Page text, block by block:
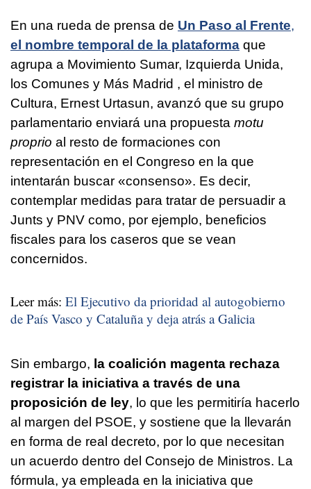
En una rueda de prensa de Un Paso al Frente,
el nombre temporal de la plataforma que
agrupa a Movimiento Sumar, Izquierda Unida,
los Comunes y Más Madrid , el ministro de
Cultura, Ernest Urtasun, avanzó que su grupo
parlamentario enviará una propuesta motu
proprio al resto de formaciones con
representación en el Congreso en la que
intentarán buscar «consenso». Es decir,
contemplar medidas para tratar de persuadir a
Junts y PNV como, por ejemplo, beneficios
fiscales para los caseros que se vean
concernidos.
Leer más: El Ejecutivo da prioridad al autogobierno
de País Vasco y Cataluña y deja atrás a Galicia
Sin embargo, la coalición magenta rechaza
registrar la iniciativa a través de una
proposición de ley, lo que les permitiría hacerlo
al margen del PSOE, y sostiene que la llevarán
en forma de real decreto, por lo que necesitan
un acuerdo dentro del Consejo de Ministros. La
fórmula, ya empleada en la iniciativa que